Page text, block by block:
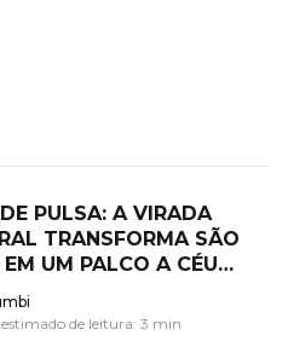
PULSA: A VIRADA
TRANSFORMA SÃO
EM UM PALCO A CÉU
de leitura: 3 min